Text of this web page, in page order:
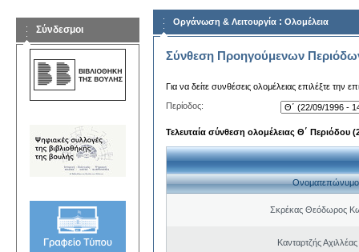
Σύνδεσμοι
Οργάνωση & Λειτουργία : Ολομέλεια
Σύνθεση Προηγούμενων
Για να δείτε συνθέσεις ολομέλειας επιλέξτε την
Περίοδος:
Τελευταία σύνθεση ολομέλειας Θ΄ Περιόδου
Ονοματεπώνυμο
Σκρέκας Θεόδωρος
Κανταρτζής